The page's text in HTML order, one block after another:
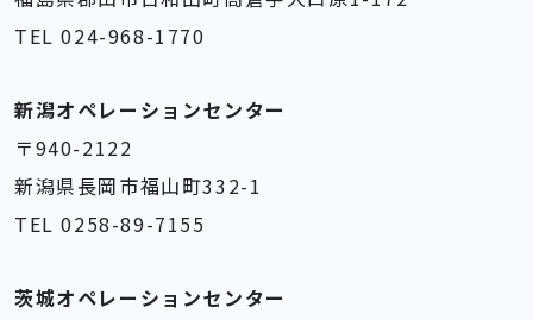
TEL 024-968-1770
新潟オペレーションセンター
〒940-2122
新潟県長岡市福山町332-1
TEL 0258-89-7155
茨城オペレーションセンター